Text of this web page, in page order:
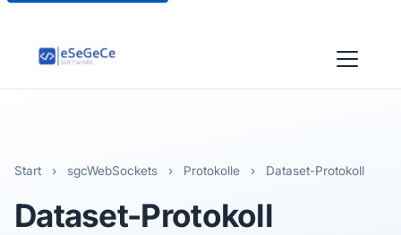
Start › sgcWebSockets › Protokolle › Dataset-Protokoll
Dataset-Protokoll